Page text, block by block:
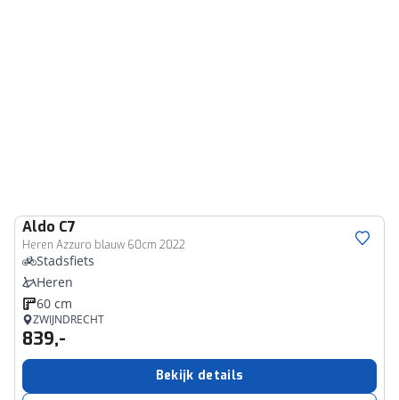
Aldo C7
Heren Azzuro blauw 60cm 2022
Stadsfiets
Heren
60 cm
ZWIJNDRECHT
839,-
Bekijk details